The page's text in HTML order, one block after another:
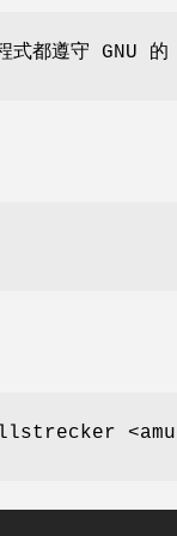
都遵守 GNU 的